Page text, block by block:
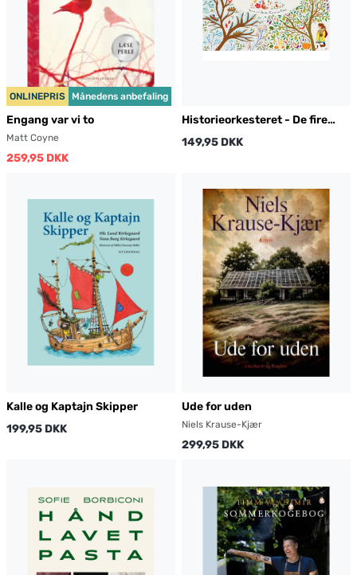
ONLINEPRIS Månedens anbefaling
Engang var vi to
Matt Coyne
259,95 DKK
Historieorkesteret - De fire
årstider
149,95 DKK
Kalle og Kaptajn Skipper
199,95 DKK
Ude for uden
Niels Krause-Kjær
299,95 DKK